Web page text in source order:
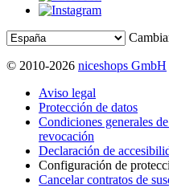
© 2010-2026 niceshops GmbH
Aviso legal
Protección de datos
Condiciones generales
revocación
Declaración de
Configuración de
Cancelar contratos de